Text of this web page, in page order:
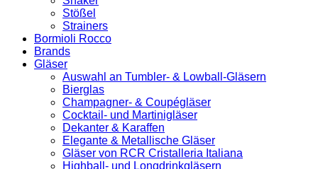
Stößel
Strainers
Bormioli Rocco
Brands
Gläser
Auswahl an Tumbler- & Lowball-Gläsern
Bierglas
Champagner- & Coupégläser
Cocktail- und Martinigläser
Dekanter & Karaffen
Elegante & Metallische Gläser
Gläser von RCR Cristalleria Italiana
Highball- und Longdrinkgläsern